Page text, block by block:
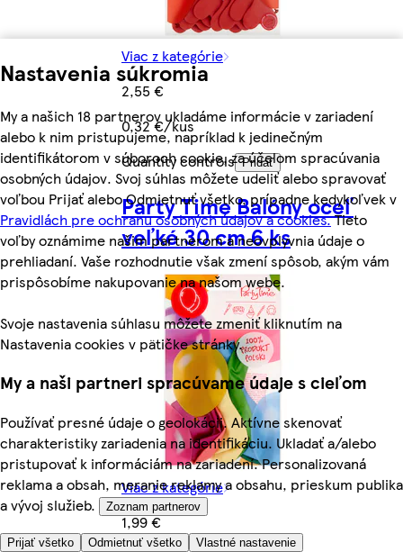
Nastavenia súkromia
My a našich 18 partnerov ukladáme informácie v zariadení
alebo k nim pristupujeme, napríklad k jedinečným
identifikátorom v súboroch cookie, za účelom spracúvania
osobných údajov. Svoj súhlas môžete udeliť alebo spravovať
voľbou Prijať alebo Odmietnuť všetko, prípadne kedykoľvek v
Pravidlách pre ochranu osobných údajov a cookies.Tieto
voľby oznámime našim partnerom a neovplyvnia údaje o
prehliadaní. Vaše rozhodnutie však zmení spôsob, akým vám
prispôsobíme nakupovanie na našom webe.
Svoje nastavenia súhlasu môžete zmeniť kliknutím na
Nastavenia cookies v pätičke stránky.
My a naši partneri spracúvame údaje s cieľom
Používať presné údaje o geolokácii. Aktívne skenovať
charakteristiky zariadenia na identifikáciu. Ukladať a/alebo
pristupovať k informáciám na zariadení. Personalizovaná
reklama a obsah, meranie reklamy a obsahu, prieskum publika
a vývoj služieb.
Zoznam partnerov
Prijať všetko Odmietnuť všetko Vlastné nastavenie
Viac z kategórie
2,55 €
0,32 €/kus
Quantity controls Pridať
Party Time Balóny oceľ
veľké 30 cm 6 ks
Viac z kategórie
1,99 €